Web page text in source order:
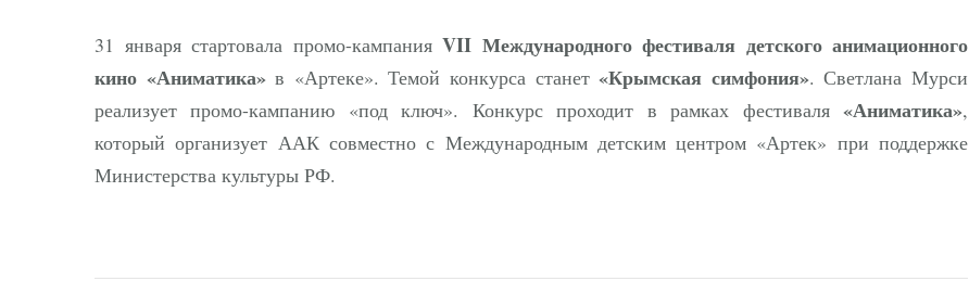
промо-
кампании
конкурса
VII
31 января стартовала промо-кампанияVII Международного фестиваля детского анимационного
кино «Аниматика»в «Артеке». Темой конкурса станет«Крымская симфония». Светлана Мурси
реализует промо-кампанию «под ключ». Конкурс проходит в рамках фестиваля«Аниматика»,
который организует ААК совместно с Международным детским центром «Артек» при поддержке
Министерства культуры РФ.